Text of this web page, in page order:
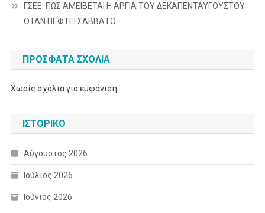
ΓΣΕΕ: ΠΩΣ ΑΜΕΙΒΕΤΑΙ Η ΑΡΓΙΑ ΤΟΥ ΔΕΚΑΠΕΝΤΑΥΓΟΥΣΤΟΥ
ΟΤΑΝ ΠΕΦΤΕΙ ΣΑΒΒΑΤΟ
ΠΡΌΣΦΑΤΑ ΣΧΌΛΙΑ
Χωρίς σχόλια για εμφάνιση.
ΙΣΤΟΡΙΚΌ
Αύγουστος 2026
Ιούλιος 2026
Ιούνιος 2026